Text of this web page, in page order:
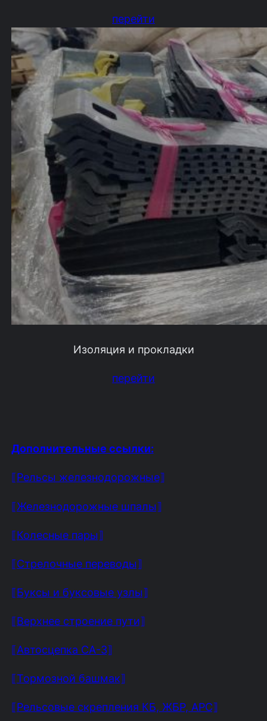
перейти
Изоляция и прокладки
перейти
Дополнительные ссылки:
⟦Рельсы железнодорожные⟧
⟦Железнодорожные шпалы⟧
⟦Колесные пары⟧
⟦Стрелочные переводы⟧
⟦Буксы и буксовые узлы⟧
⟦Верхнее строение пути⟧
⟦Автосцепка СА-3⟧
⟦Тормозной башмак⟧
⟦Рельсовые скрепления КБ, ЖБР, АРС⟧